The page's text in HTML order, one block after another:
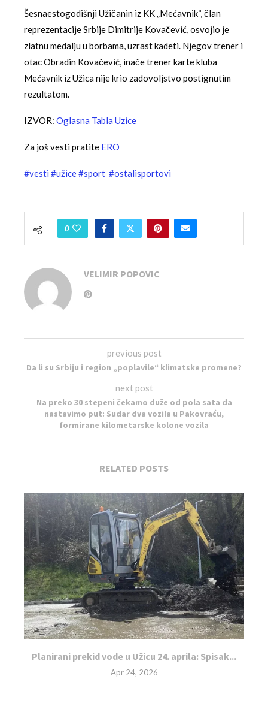
Šesnaestogodišnji Užičanin iz KK „Mećavnik“, član
reprezentacije Srbije Dimitrije Kovačević, osvojio je
zlatnu medalju u borbama, uzrast kadeti. Njegov trener i
otac Obradin Kovačević, inače trener karte kluba
Mećavnik iz Užica nije krio zadovoljstvo postignutim
rezultatom.
IZVOR: Oglasna Tabla Uzice
Za još vesti pratite ERO
#vesti #užice#sport #ostalisportovi
0
VELIMIR POPOVIC
previous post
Da li su Srbiju i region „poplavile“ klimatske promene?
next post
Na preko 30 stepeni čekamo duže od pola sata da
nastavimo put: Sudar dva vozila u Pakovraću,
formirane kilometarske kolone vozila
RELATED POSTS
Planirani prekid vode u Užicu 24. aprila: Spisak...
Apr 24, 2026